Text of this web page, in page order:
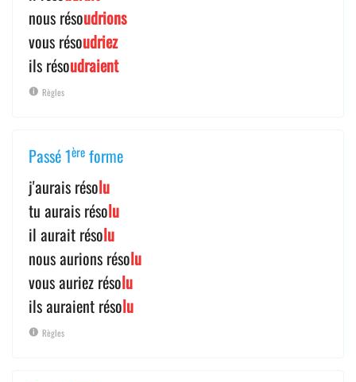
nous résoudrions
vous résoudriez
ils résoudraient
Règles
Passé 1ère forme
j'aurais résolu
tu aurais résolu
il aurait résolu
nous aurions résolu
vous auriez résolu
ils auraient résolu
Règles